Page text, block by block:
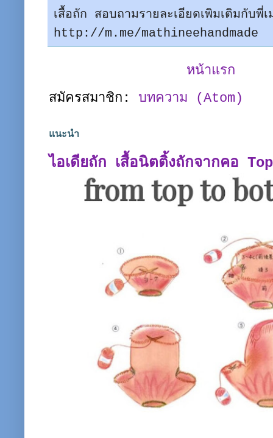
เสื้อถัก สอบถามรายละเอียดเพิมเติมกับ
http://m.me/mathineehandmade
หน้าแรก
สมัครสมาชิก: บทความ (Atom)
แนะนำ
ไอเดียถัก เสื้อนิตติ้งถักจากคอ